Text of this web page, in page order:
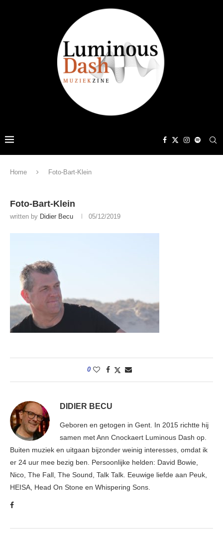
Home Foto-Bart-Klein
Foto-Bart-Klein
written by Didier Becu 05/12/2019
0
DIDIER BECU
Geboren en getogen in Gent. In 2015 richtte hij
samen met Ann Cnockaert Luminous Dash op.
Buiten muziek en uitgaan bijzonder weinig interesses, omdat ik
er 24 uur mee bezig ben. Persoonlijke helden: David Bowie,
Nico, The Fall, The Sound, Talk Talk. Eeuwige liefde aan Peuk,
HEISA, Head On Stone en Whispering Sons.